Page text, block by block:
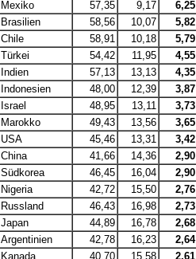
Mexiko 57,35 9,17
6,25
Brasilien 58,56 10,07
5,82
Chile 58,91 10,18
5,79
Türkei 54,42 11,95
4,55
Indien 57,13 13,13
4,35
Indonesien 48,00 12,39
3,87
Israel 48,95 13,11
3,73
Marokko 49,43 13,56
3,65
USA 45,46 13,31
3,42
China 41,66 14,36
2,90
Südkorea 46,45 16,04
2,90
Nigeria 42,72 15,50
2,76
Russland 46,43 16,98
2,73
Japan 44,89 16,78
2,68
Argentinien 42,78 16,23
2,64
Kanada 40,70 15,58
2,61